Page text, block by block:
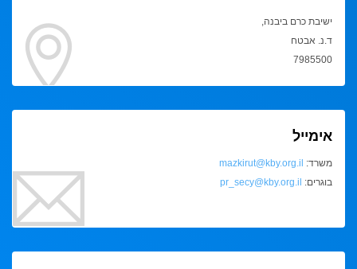
ישיבת כרם ביבנה,
ד.נ. אבטח
7985500
אימייל
משרד: mazkirut@kby.org.il
בוגרים: pr_secy@kby.org.il